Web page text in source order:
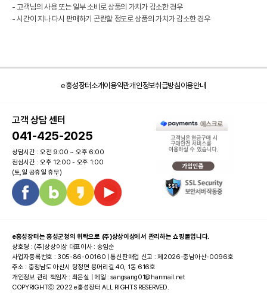
- 고객님의 사용 또는 일부 소비로 상품의 가치가 감소한 경우
- 시간이 지나 다시 판매하기 곤란할 정도로 상품의 가치가 감소한 경우
e홍성장터소개이용약관개인정보취급방침이용안내
고객 상담 센터
041-425-2025
상담시간 : 오전 9:00 ~ 오후 6:00
점심시간 : 오후 12:00 - 오후 1:00
(토,일 공휴일 휴무)
e홍성장터는 홍성군청의 위탁으로 (주)상상이상에서 관리하는 쇼핑몰입니다.
상호명 : (주)상상이상 대표이사 : 송임순
사업자등록번호 : 305-86-00160 | 통신판매업 신고 : 제2026-충남아산-0096호
주소 : 충청남도 아산시 탕정면 용머리길 40, 1동 616호
개인정보 관리 책임자 : 최은실 | 메일 : sangsang01@hanmail.net
COPYRIGHTⓒ 2022 e홍성장터 ALL RIGHTS RESERVED.